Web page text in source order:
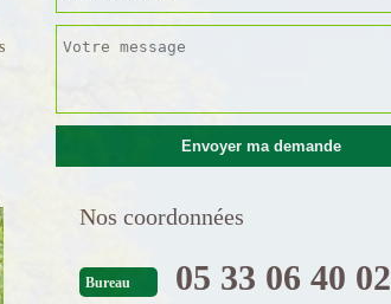
Nos coordonnées
Bureau 05 33 06 40 02